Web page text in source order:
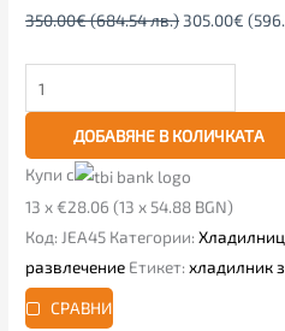
350.00€(684.54 лв.) 305.00€
ДОБАВЯНЕ В КОЛИЧКАТА
Купи с
13 x €28.06 (13 x 54.88 BGN)
Код: JEA45 Категории:
развлечение Етикет:хладилник
СРАВНИ